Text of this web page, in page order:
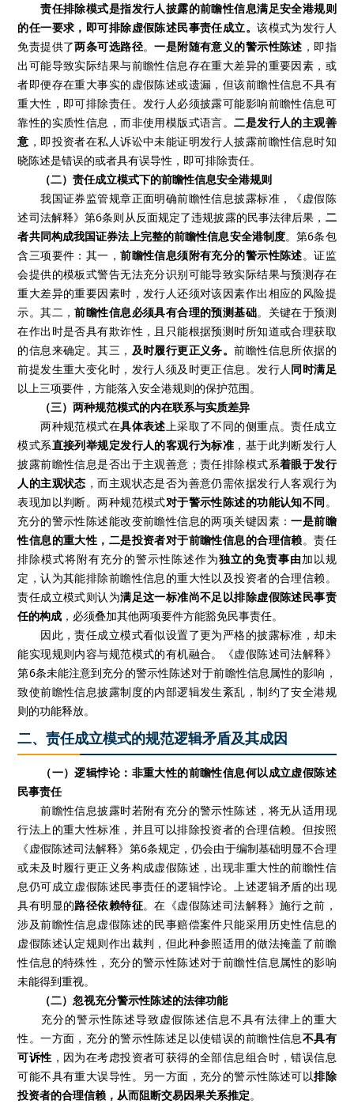
责任排除模式是指发行人披露的前瞻性信息满足安全港规则
的任一要求，即可排除虚假陈述民事责任成立。该模式为发行人
免责提供了两条可选路径。一是附随有意义的警示性陈述 ，即指
出可能导致实际结果与前瞻性信息存在重大差异的重要因素，或
者即便存在重大事实的虚假陈述或遗漏，但该前瞻性信息不具有
重大性，即可排除责任。发行人必须披露可能影响前瞻性信息可
靠性的实质性信息，而非使用模版式语言。二是发行人的主观善
意 ，即投资者在私人诉讼中未能证明发行人披露前瞻性信息时知
晓陈述是错误的或者具有误导性，即可排除责任。
（二）责任成立模式下的前瞻性信息安全港规则
我国证券监管规章正面明确前瞻性信息披露标准，《虚假陈
述司法解释》第6条则从反面规定了违规披露的民事法律后果， 二
者共同构成我国证券法上完整的前瞻性信息安全港制度。第6条包
含三项要件：其一，前瞻性信息须附有充分的警示性陈述。证监
会提供的模板式警告无法充分识别可能导致实际结果与预测存在
重大差异的重要因素时，发行人还须对该因素作出相应的风险提
示。其二，前瞻性信息必须具有合理的预测基础。关键在于预测
在作出时是否具有欺诈性，且只能根据预测时所知道或合理获取
的信息来确定。其三， 及时履行更正义务。前瞻性信息所依据的
前提发生重大变化时，发行人须及时更正信息。发行人同时满足
以上三项要件，方能落入安全港规则的保护范围。
（三）两种规范模式的内在联系与实质差异
两种规范模式在具体表述上采取了不同的侧重点。责任成立
模式系直接列举规定发行人的客观行为标准 ，基于此判断发行人
披露前瞻性信息是否出于主观善意；责任排除模式系着眼于发行
人的主观状态 ，而主观状态是否为善意仍需依据发行人客观行为
表现加以判断。两种规范模式对于警示性陈述的功能认知不同。
充分的警示性陈述能改变前瞻性信息的两项关键因素：一是前瞻
性信息的重大性，二是投资者对于前瞻性信息的合理信赖。责任
排除模式将附有充分的警示性陈述作为独立的免责事由加以规
定，认为其能排除前瞻性信息的重大性以及投资者的合理信赖。
责任成立模式则认为满足这一标准尚不足以排除虚假陈述民事责
任的构成 ，必须叠加其他两项要件方能豁免民事责任。
因此，责任成立模式看似设置了更为严格的披露标准，却未
能实现规则内容与规范模式的有机融合。《虚假陈述司法解释》
第6条未能注意到充分的警示性陈述对于前瞻性信息属性的影响，
致使前瞻性信息披露制度的内部逻辑发生紊乱，制约了安全港规
则的功能释放。
二、责任成立模式的规范逻辑矛盾及其成因
（一）逻辑悖论：非重大性的前瞻性信息何以成立虚假陈述
民事责任
前瞻性信息披露时若附有充分的警示性陈述，将无从适用现
行法上的重大性标准，并且可以排除投资者的合理信赖。但按照
《虚假陈述司法解释》第6条规定，仍会由于编制基础明显不合理
或未及时履行更正义务构成虚假陈述，出现非重大性的前瞻性信
息仍可成立虚假陈述民事责任的逻辑悖论。上述逻辑矛盾的出现
具有明显的路径依赖特征。在《虚假陈述司法解释》施行之前，
涉及前瞻性信息虚假陈述的民事赔偿案件只能采用历史性信息的
虚假陈述认定规则作出裁判，但此种参照适用的做法掩盖了前瞻
性信息的特殊性，充分的警示性陈述对于前瞻性信息属性的影响
未能得到重视。
（二）忽视充分警示性陈述的法律功能
充分的警示性陈述导致虚假陈述信息不具有法律上的重大
性。一方面，充分的警示性陈述足以使错误的前瞻性信息不具有
可诉性 ，因为在考虑投资者可获得的全部信息组合时，错误信息
可能不具有重大误导性。另一方面，充分的警示性陈述可以排除
投资者的合理信赖，从而阻断交易因果关系推定。